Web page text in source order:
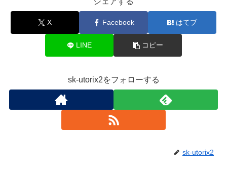
X Facebook はてブ
LINE コピー
sk-utorix2をフォローする
sk-utorix2